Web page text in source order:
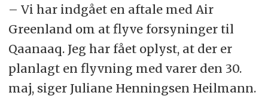
– Vi har indgået en aftale med Air
Greenland om at flyve forsyninger til
Qaanaaq. Jeg har fået oplyst, at der er
planlagt en flyvning med varer den 30.
maj, siger Juliane Henningsen Heilmann.